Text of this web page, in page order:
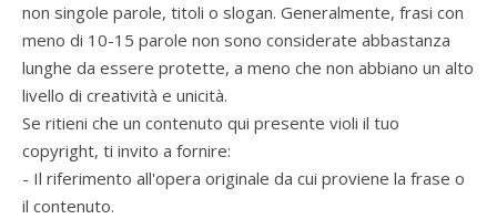
non singole parole, titoli o slogan. Generalmente, frasi con
meno di 10-15 parole non sono considerate abbastanza
lunghe da essere protette, a meno che non abbiano un alto
livello di creatività e unicità.
Se ritieni che un contenuto qui presente violi il tuo
copyright, ti invito a fornire:
- Il riferimento all'opera originale da cui proviene la frase o
il contenuto.